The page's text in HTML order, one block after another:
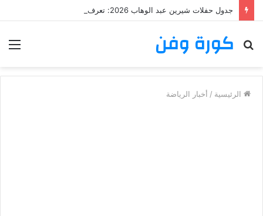
كورة وفن
بحث
الرئيسية / أخبار الرياضة